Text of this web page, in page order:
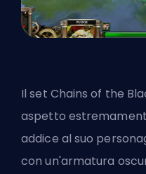
Il set Chains of the
aspetto
addice al suo
con un'armatura